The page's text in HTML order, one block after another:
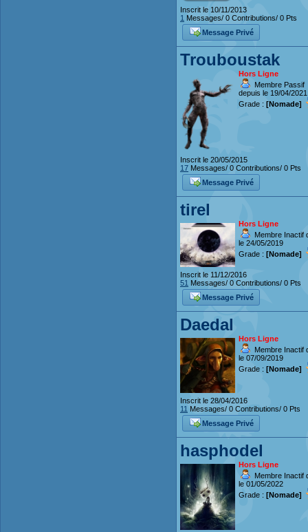
Inscrit le 10/11/2013
1 Messages/ 0 Contributions/ 0 Pts
Message Privé
Trouboustak
Hors Ligne
Membre Passif
depuis le 19/04/2021
Grade : [Nomade]
Inscrit le 20/05/2015
17 Messages/ 0 Contributions/ 0 Pts
Message Privé
tirel
Hors Ligne
Membre Inactif
le 24/05/2019
Grade : [Nomade]
Inscrit le 11/12/2016
51 Messages/ 0 Contributions/ 0 Pts
Message Privé
Daedal
Hors Ligne
Membre Inactif
le 07/09/2019
Grade : [Nomade]
Inscrit le 28/04/2016
11 Messages/ 0 Contributions/ 0 Pts
Message Privé
hasphodel
Hors Ligne
Membre Inactif
le 01/05/2022
Grade : [Nomade]